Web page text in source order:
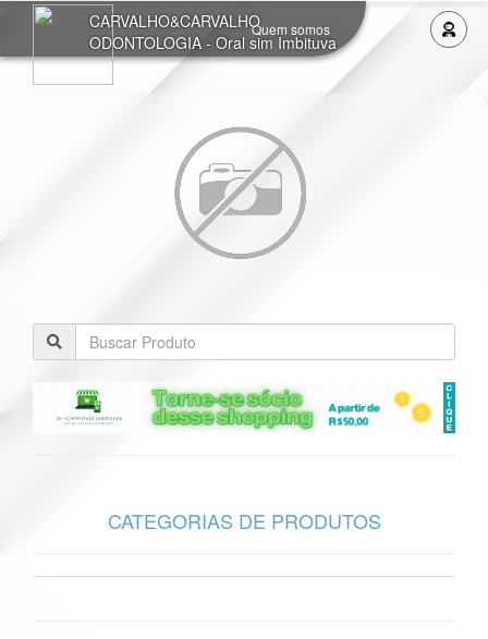
CARVALHO&CARVALHO
ODONTOLOGIA - Oral sim Imbituva
Quem somos
CATEGORIAS DE PRODUTOS